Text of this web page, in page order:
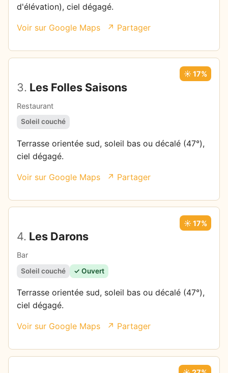
d'élévation), ciel dégagé.
Voir sur Google Maps ↗ Partager
3. Les Folles Saisons
Restaurant
☀️ 17%
Soleil couché
Terrasse orientée sud, soleil bas ou décalé (47°),
ciel dégagé.
Voir sur Google Maps ↗ Partager
4. Les Darons
Bar
☀️ 17%
Soleil couché ✓ Ouvert
Terrasse orientée sud, soleil bas ou décalé (47°),
ciel dégagé.
Voir sur Google Maps ↗ Partager